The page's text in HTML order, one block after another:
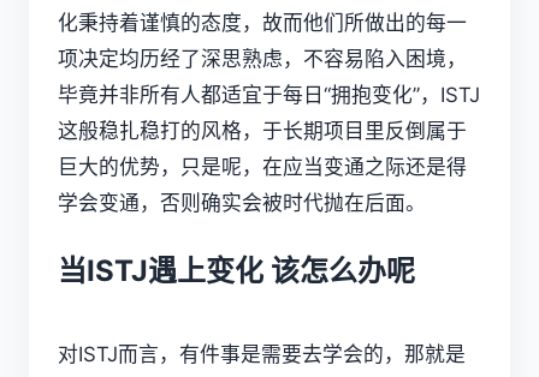
化秉持着谨慎的态度，故而他们所做出的每一
项决定均历经了深思熟虑，不容易陷入困境，
毕竟并非所有人都适宜于每日“拥抱变化”，ISTJ
这般稳扎稳打的风格，于长期项目里反倒属于
巨大的优势，只是呢，在应当变通之际还是得
学会变通，否则确实会被时代抛在后面。
当ISTJ遇上变化 该怎么办呢
对ISTJ而言，有件事是需要去学会的，那就是